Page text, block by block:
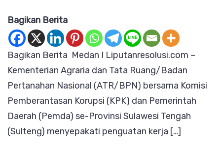
Sepakati
Kerja
Sama
Bagikan Berita
Bagikan Berita Medan I Liputanresolusi.com –
Kementerian Agraria dan Tata Ruang/Badan
Pertanahan Nasional (ATR/BPN) bersama Komisi
Pemberantasan Korupsi (KPK) dan Pemerintah
Daerah (Pemda) se-Provinsi Sulawesi Tengah
(Sulteng) menyepakati penguatan kerja […]